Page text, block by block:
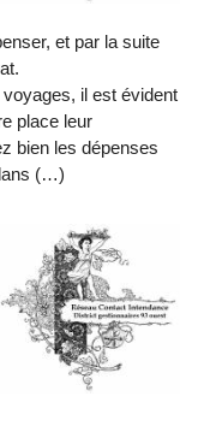
et par la suite
voyages, il est évident
place leur
bien les dépenses
(…)